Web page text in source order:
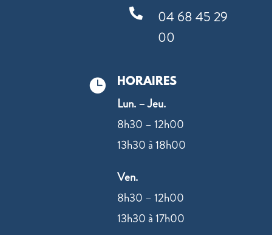

04 68 45 29
00
 HORAIRES
Lun. – Jeu.
8h30 – 12h00
13h30 à 18h00
Ven.
8h30 – 12h00
13h30 à 17h00